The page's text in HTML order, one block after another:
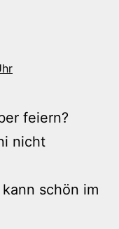
feiern?
nicht
schön im